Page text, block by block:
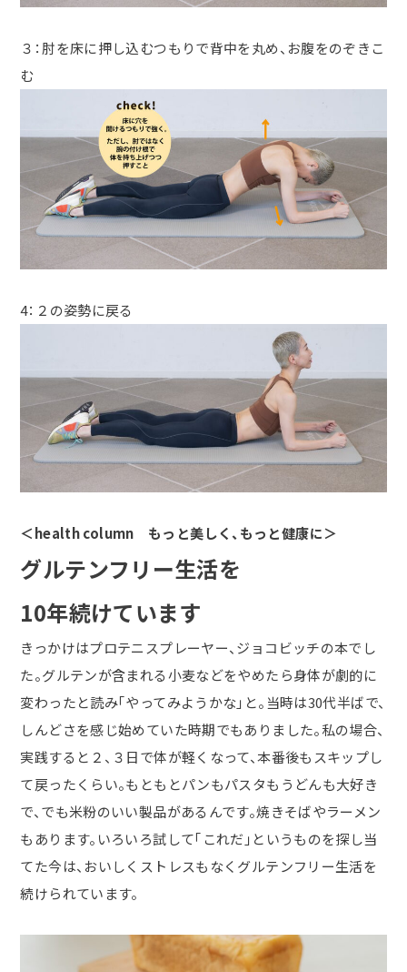
３：肘を床に押し込むつもりで背中を丸め、お腹をのぞきこ
む
4：２の姿勢に戻る
＜health column もっと美しく、もっと健康に＞
グルテンフリー生活を
10年続けています
きっかけはプロテニスプレーヤー、ジョコビッチの本でし
た。グルテンが含まれる小麦などをやめたら身体が劇的に
変わったと読み「やってみようかな」と。当時は30代半ばで、
しんどさを感じ始めていた時期でもありました。私の場合、
実践すると２、３日で体が軽くなって、本番後もスキップし
て戻ったくらい。もともとパンもパスタもうどんも大好き
で、でも米粉のいい製品があるんです。焼きそばやラーメン
もあります。いろいろ試して「これだ」というものを探し当
てた今は、おいしくストレスもなくグルテンフリー生活を
続けられています。